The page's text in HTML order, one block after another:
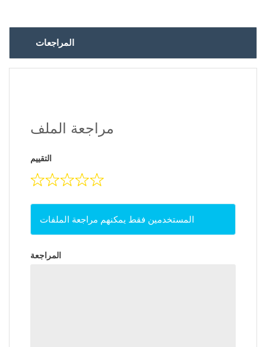
المراجعات
مراجعة الملف
التقييم
المستخدمين فقط يمكنهم مراجعة الملفات
المراجعة